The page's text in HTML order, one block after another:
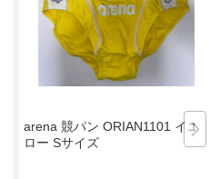
arena 競パン ORIAN1101 イエ
ロー Sサイズ